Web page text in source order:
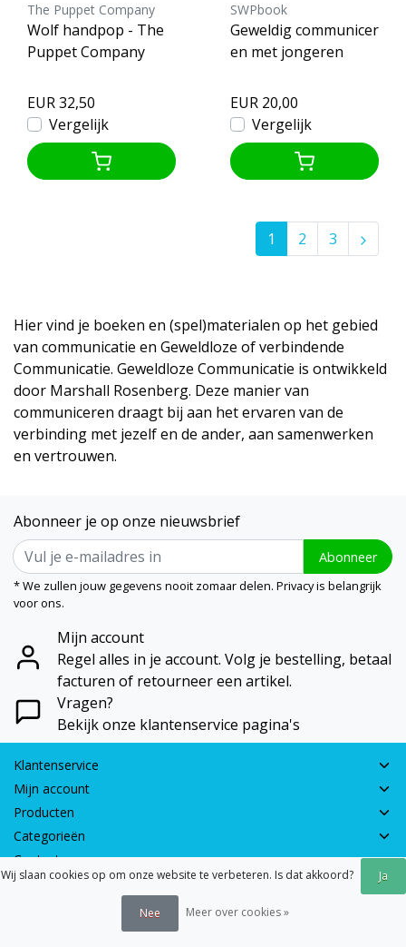
The Puppet Company
Wolf handpop - The
Puppet Company
EUR 32,50
Vergelijk
SWPbook
Geweldig communicer
en met jongeren
EUR 20,00
Vergelijk
1 2 3
Hier vind je boeken en (spel)materialen op het gebied
van communicatie en Geweldloze of verbindende
Communicatie. Geweldloze Communicatie is ontwikkeld
door Marshall Rosenberg. Deze manier van
communiceren draagt bij aan het ervaren van de
verbinding met jezelf en de ander, aan samenwerken
en vertrouwen.
Abonneer je op onze nieuwsbrief
Abonneer
* We zullen jouw gegevens nooit zomaar delen. Privacy is belangrijk
voor ons.
Mijn account
Regel alles in je account. Volg je bestelling, betaal
facturen of retourneer een artikel.
Vragen?
Bekijk onze klantenservice pagina's
Klantenservice
Mijn account
Producten
Categorieën
Contactgegevens
© 2026 - Earth Games | Realisatie:webshop-service.nl
Algemene voorwaarden|Disclaimer
Wij slaan cookies op om onze website te verbeteren. Is dat akkoord? Ja
Nee Meer over cookies »